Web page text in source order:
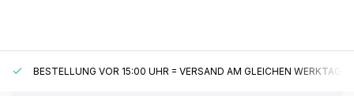
BESTELLUNG VOR 15:00 UHR = VERSAND AM GLEICHEN WERKTAG*